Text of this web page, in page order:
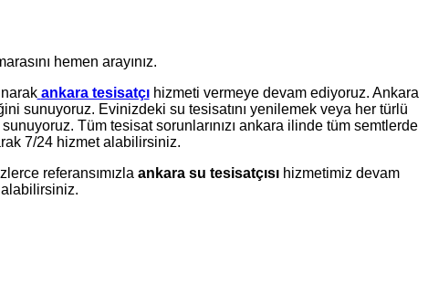
hemen arayınız.
ankara tesisatçıhizmeti vermeye devam ediyoruz. Ankara
sunuyoruz. Evinizdeki su tesisatını yenilemek veya her türlü
Tüm tesisat sorunlarınızı ankara ilinde tüm semtlerde
7/24 hizmet alabilirsiniz.
referansımızla ankara su tesisatçısı hizmetimiz devam